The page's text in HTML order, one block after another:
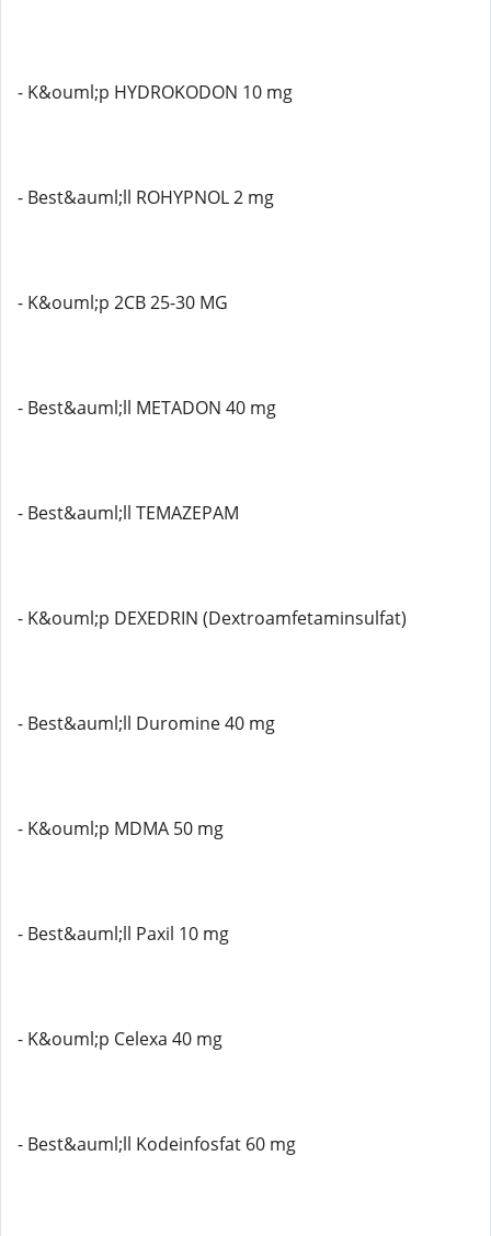
- K&ouml;p HYDROKODON 10 mg
- Best&auml;ll ROHYPNOL 2 mg
- K&ouml;p 2CB 25-30 MG
- Best&auml;ll METADON 40 mg
- Best&auml;ll TEMAZEPAM
- K&ouml;p DEXEDRIN (Dextroamfetaminsulfat)
- Best&auml;ll Duromine 40 mg
- K&ouml;p MDMA 50 mg
- Best&auml;ll Paxil 10 mg
- K&ouml;p Celexa 40 mg
- Best&auml;ll Kodeinfosfat 60 mg